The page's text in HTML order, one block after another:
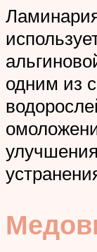
одним из